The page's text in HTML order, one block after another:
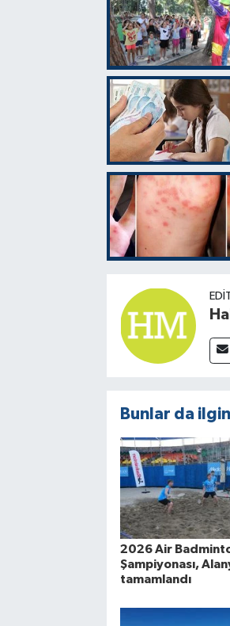
Bunlar da
2026 Air
Şampiyonası,
tamamlandı